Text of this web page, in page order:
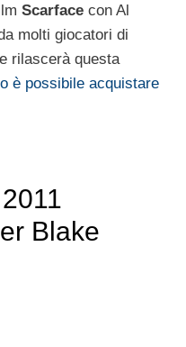
Scarface con Al
molti giocatori di
rilascerà questa
è possibile acquistare
Blake